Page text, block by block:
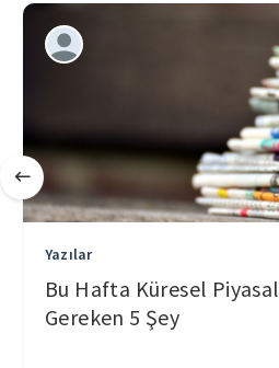
Yazılar
Bu Hafta Küresel
Gereken 5 Şey